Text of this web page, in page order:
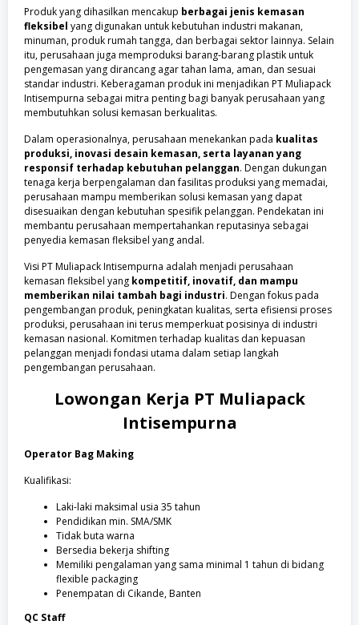
Produk yang dihasilkan mencakup berbagai jenis kemasan
fleksibel yang digunakan untuk kebutuhan industri makanan,
minuman, produk rumah tangga, dan berbagai sektor lainnya. Selain
itu, perusahaan juga memproduksi barang-barang plastik untuk
pengemasan yang dirancang agar tahan lama, aman, dan sesuai
standar industri. Keberagaman produk ini menjadikan PT Muliapack
Intisempurna sebagai mitra penting bagi banyak perusahaan yang
membutuhkan solusi kemasan berkualitas.
Dalam operasionalnya, perusahaan menekankan pada kualitas
produksi, inovasi desain kemasan, serta layanan yang
responsif terhadap kebutuhan pelanggan. Dengan dukungan
tenaga kerja berpengalaman dan fasilitas produksi yang memadai,
perusahaan mampu memberikan solusi kemasan yang dapat
disesuaikan dengan kebutuhan spesifik pelanggan. Pendekatan ini
membantu perusahaan mempertahankan reputasinya sebagai
penyedia kemasan fleksibel yang andal.
Visi PT Muliapack Intisempurna adalah menjadi perusahaan
kemasan fleksibel yang kompetitif, inovatif, dan mampu
memberikan nilai tambah bagi industri. Dengan fokus pada
pengembangan produk, peningkatan kualitas, serta efisiensi proses
produksi, perusahaan ini terus memperkuat posisinya di industri
kemasan nasional. Komitmen terhadap kualitas dan kepuasan
pelanggan menjadi fondasi utama dalam setiap langkah
pengembangan perusahaan.
Lowongan Kerja PT Muliapack
Intisempurna
Operator Bag Making
Kualifikasi:
Laki-laki maksimal usia 35 tahun
Pendidikan min. SMA/SMK
Tidak buta warna
Bersedia bekerja shifting
Memiliki pengalaman yang sama minimal 1 tahun di bidang
flexible packaging
Penempatan di Cikande, Banten
QC Staff